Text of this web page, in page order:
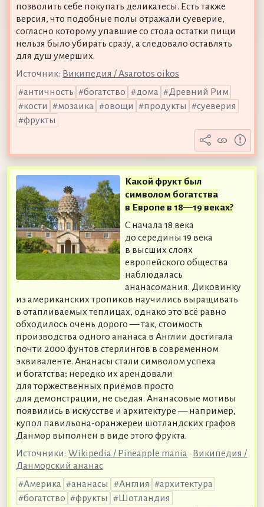
позволить себе покупать деликатесы. Есть также
версия, что подобные полы отражали суеверие,
согласно которому упавшие со стола остатки пищи
нельзя было убирать сразу, а следовало оставлять
для душ умерших.
Источник: Википедия / Asarotos oikos
античность
богатство дома
Древний Рим
кости
мозаика овощи продукты
суеверия
фрукты
Какой фрукт был
символом богатства
в Европе в 18—19 веках?
С начала 18 века
до середины 19 века
в высших слоях
европейского общества
наблюдалась
ананасомания. Диковинку
из американских тропиков научились выращивать
в отапливаемых теплицах, однако это всё равно
обходилось очень дорого — так, стоимость
производства одного ананаса в Англии достигала
почти 2000 фунтов стерлингов в современном
эквиваленте. Ананасы стали символом успеха
и богатства; нередко их арендовали
для торжественных приёмов просто
для демонстрации, не съедая. Ананасовые мотивы
появились в искусстве и архитектуре — например,
купол павильона-оранжереи шотландских графов
Данмор выполнен в виде этого фрукта.
Источники: Wikipedia / Pineapple mania • Википедия /
Данморский ананас
Америка
ананасы Англия
архитектура
богатство
фрукты Шотландия